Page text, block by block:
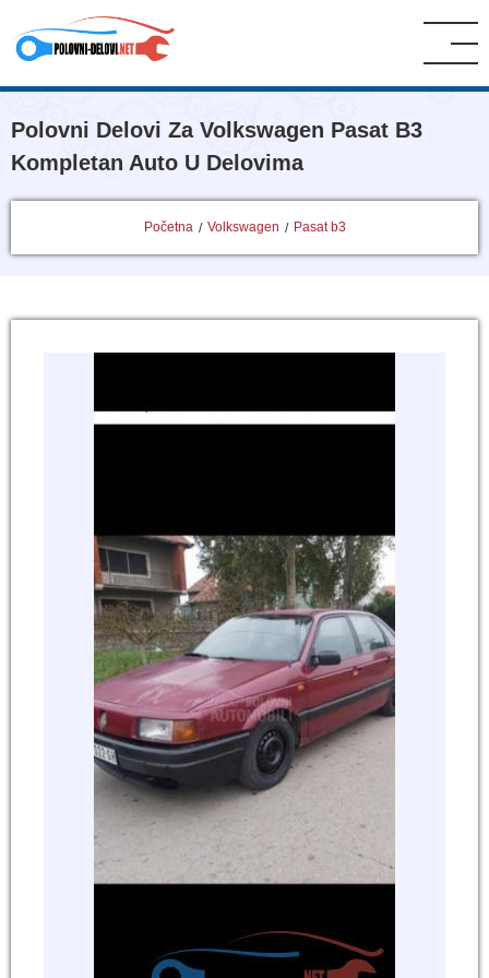
Polovni Delovi Za Volkswagen Pasat B3
Kompletan Auto U Delovima
Početna Volkswagen Pasat b3